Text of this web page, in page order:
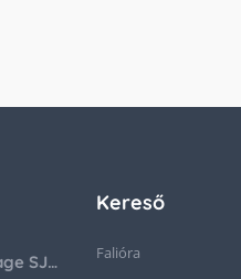
Seiko “Baby Snowflake” Presage SJE073J1/SARA015 Limited Edition
Kereső
Falióra